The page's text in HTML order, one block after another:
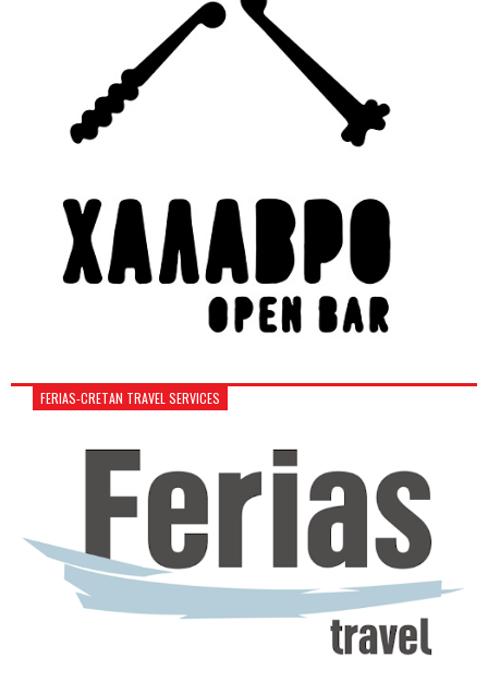
FERIAS-CRETAN TRAVEL SERVICES